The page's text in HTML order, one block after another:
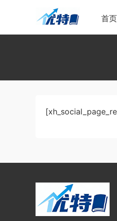
首页